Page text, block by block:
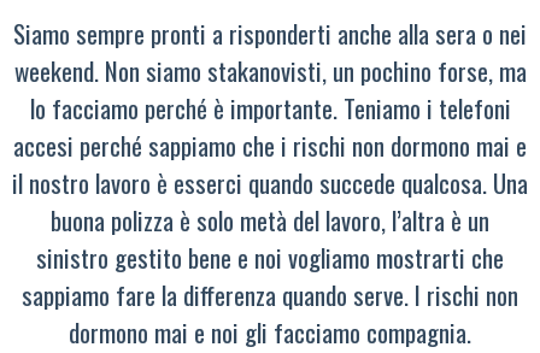
Siamo sempre pronti a risponderti anche alla sera o nei
weekend. Non siamo stakanovisti, un pochino forse, ma
lo facciamo perché è importante. Teniamo i telefoni
accesi perché sappiamo che i rischi non dormono mai e
il nostro lavoro è esserci quando succede qualcosa. Una
buona polizza è solo metà del lavoro, l’altra è un
sinistro gestito bene e noi vogliamo mostrarti che
sappiamo fare la differenza quando serve. I rischi non
dormono mai e noi gli facciamo compagnia.